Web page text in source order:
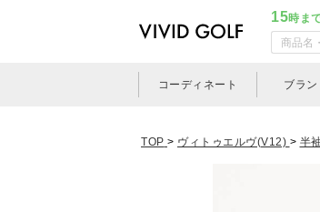
15時ま
コーディネート ブラン
TOP > ヴィトゥエルヴ(V12) > 半